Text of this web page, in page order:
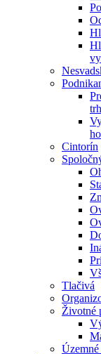
Cintorín
Tlačivá
Životné